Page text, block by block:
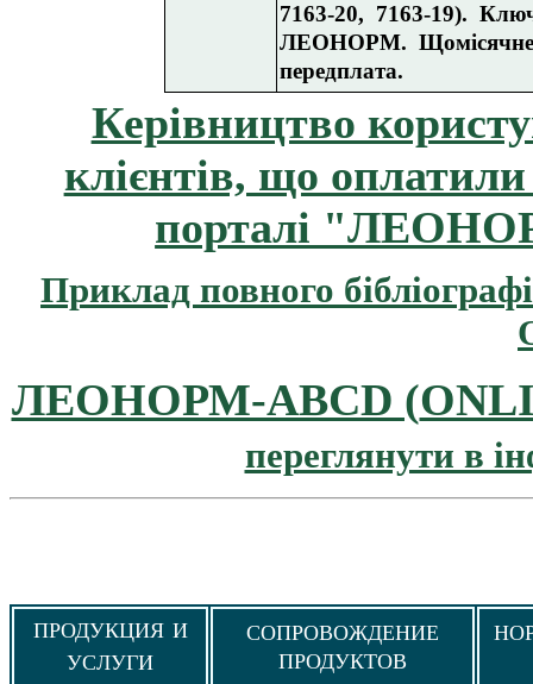
7163-20, 7163-19).
ЛЕОНОРМ. Щомісячне
передплата.
Керівництво
клієнтів, що
порталі
Приклад повного
ЛЕОНОРМ-ABCD (
переглянути в
ПРОДУКЦИЯ И
УСЛУГИ
СОПРОВОЖДЕНИЕ
ПРОДУКТОВ